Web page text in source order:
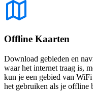
Offline Kaarten
Download gebieden en
waar het internet traag is,
kun je een gebied van
het gebruiken als je offline